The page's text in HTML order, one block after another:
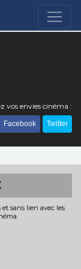
vos envies cinéma :
Facebook Twitter
sans lien avec les